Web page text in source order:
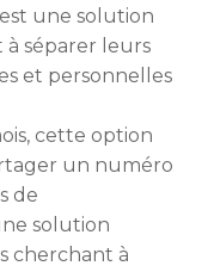
une solution
séparer leurs
et personnelles
cette option
un numéro
de
solution
cherchant à